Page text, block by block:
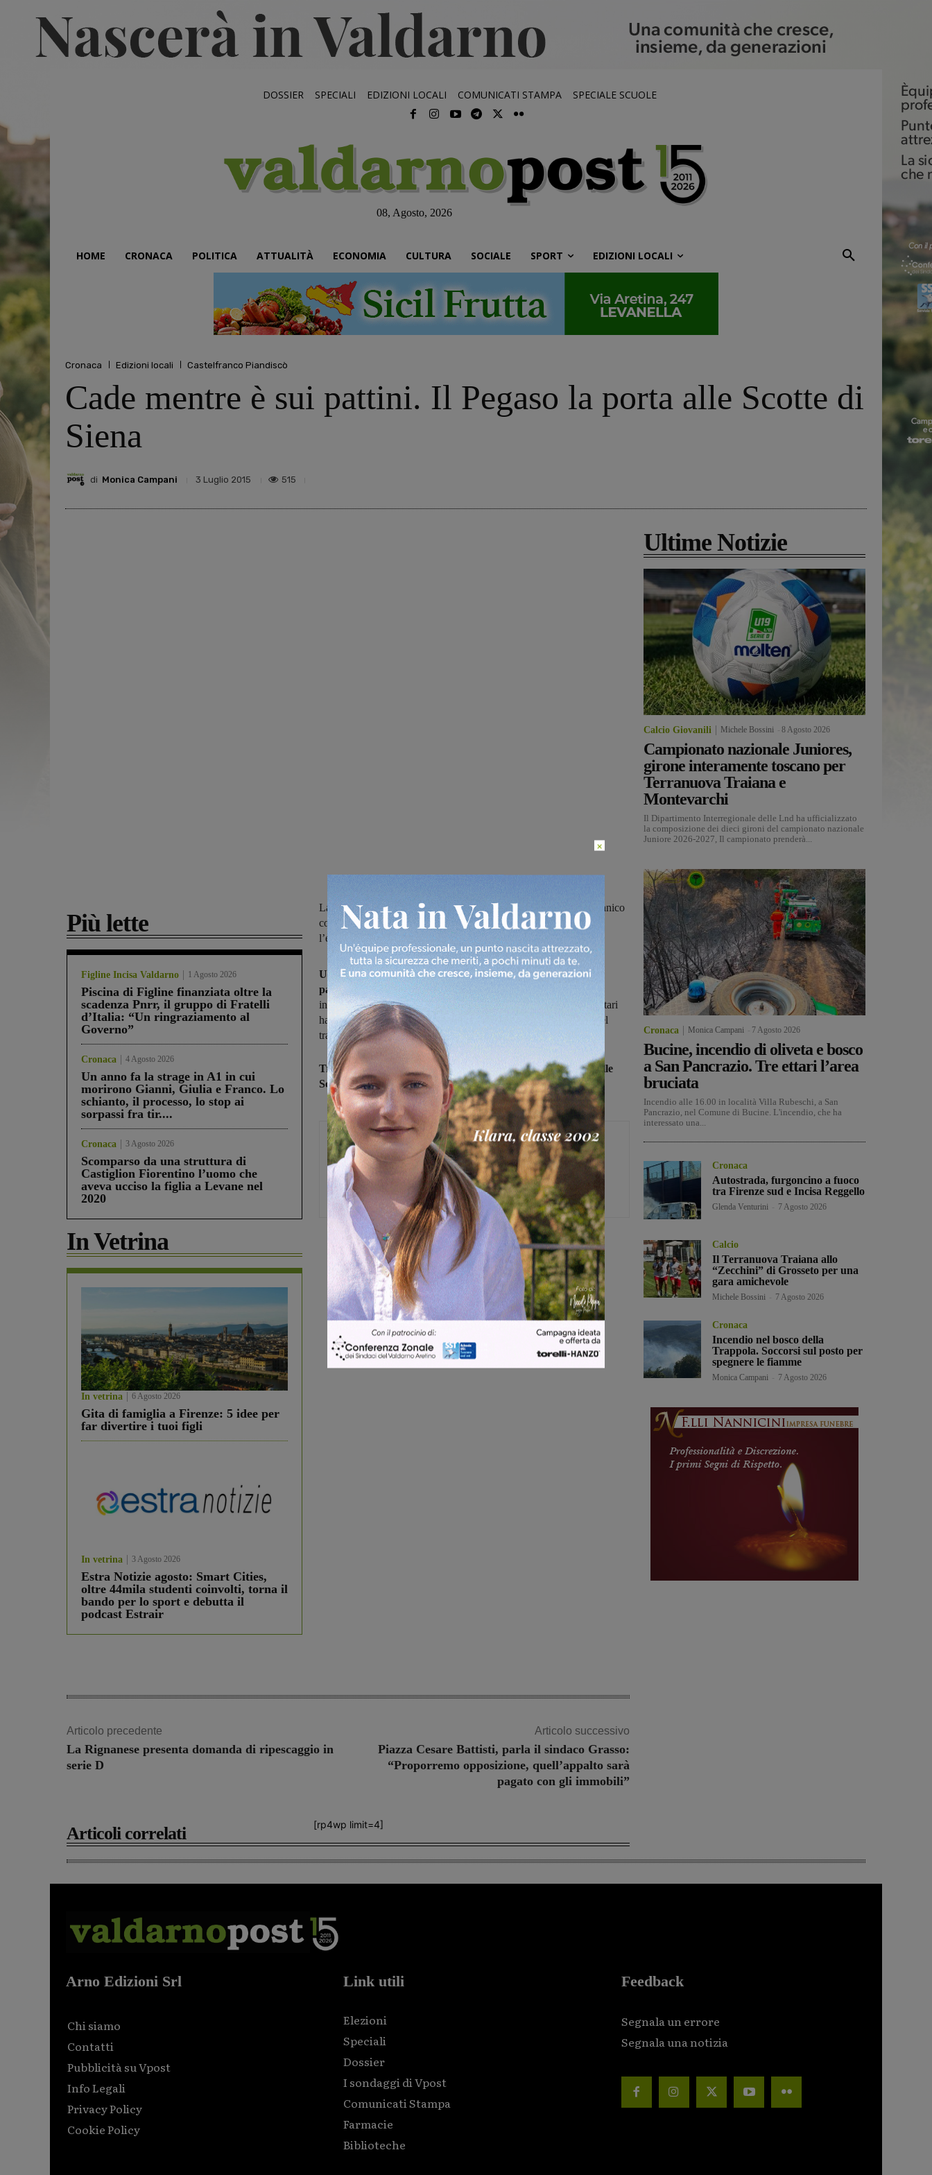
DOSSIER SPECIALI EDIZIONI LOCALI COMUNICATI STAMPA SPECIALE SCUOLE
08, Agosto, 2026
HOME CRONACA POLITICA ATTUALITÀ ECONOMIA CULTURA SOCIALE SPORT EDIZIONI LOCALI
Cronaca Edizioni locali Castelfranco Piandiscò
Cade mentre è sui pattini. Il Pegaso la porta alle Scotte di
Siena
di Monica Campani 3 Luglio 2015 515
Più lette
Figline Incisa Valdarno 1 Agosto 2026
Piscina di Figline finanziata oltre la
scadenza Pnrr, il gruppo di Fratelli
d’Italia: “Un ringraziamento al
Governo”
Cronaca 4 Agosto 2026
Un anno fa la strage in A1 in cui
morirono Gianni, Giulia e Franco. Lo
schianto, il processo, lo stop ai
sorpassi fra tir....
Cronaca 3 Agosto 2026
Scomparso da una struttura di
Castiglion Fiorentino l’uomo che
aveva ucciso la figlia a Levane nel
2020
In Vetrina
In vetrina 6 Agosto 2026
Gita di famiglia a Firenze: 5 idee per
far divertire i tuoi figli
In vetrina 3 Agosto 2026
Estra Notizie agosto: Smart Cities,
oltre 44mila studenti coinvolti, torna il
bando per lo sport e debutta il
podcast Estrair
La ragazza 24 anni non aveva il casco. Ha riportato un trauma cranico
commotivo. Sul posto è intervenuto il 118 con un’ambulanza e
l’elisoccorso Pegaso
Una giovane 24enne di Castelfranco è caduta mentre stava
pattinando.Non aveva il casco e ha battuto la testa. Sul posto è
intervenuto il 118 con un'ambulanza e l'elisoccorso Pegaso. I sanitari
hanno deciso il trasferimento in un centro specializzato a causa del
trauma cranico commotivo riportato.
Trasportata alla pista della Gruccia il Pegaso l'ha trasferita alle
Scotte di Siena con codice rosso.
Monica Campani
Direttore
Share
Articolo precedente
La Rignanese presenta domanda di ripescaggio in
serie D
Articolo successivo
Piazza Cesare Battisti, parla il sindaco Grasso:
“Proporremo opposizione, quell’appalto sarà
pagato con gli immobili”
[rp4wp limit=4]
Articoli correlati
Ultime Notizie
Calcio Giovanili Michele Bossini 8 Agosto 2026
Campionato nazionale Juniores,
girone interamente toscano per
Terranuova Traiana e
Montevarchi
Il Dipartimento Interregionale delle Lnd ha ufficializzato
la composizione dei dieci gironi del campionato nazionale
Juniore 2026-2027, Il campionato prenderà...
Cronaca Monica Campani 7 Agosto 2026
Bucine, incendio di oliveta e bosco
a San Pancrazio. Tre ettari l’area
bruciata
Incendio alle 16.00 in località Villa Rubeschi, a San
Pancrazio, nel Comune di Bucine. L'incendio, che ha
interessato una...
Cronaca
Autostrada, furgoncino a fuoco
tra Firenze sud e Incisa Reggello
Glenda Venturini 7 Agosto 2026
Calcio
Il Terranuova Traiana allo
“Zecchini” di Grosseto per una
gara amichevole
Michele Bossini 7 Agosto 2026
Cronaca
Incendio nel bosco della
Trappola. Soccorsi sul posto per
spegnere le fiamme
Monica Campani 7 Agosto 2026
Arno Edizioni Srl
Chi siamo
Contatti
Pubblicità su Vpost
Info Legali
Privacy Policy
Cookie Policy
Link utili
Elezioni
Speciali
Dossier
I sondaggi di Vpost
Comunicati Stampa
Farmacie
Biblioteche
Feedback
Segnala un errore
Segnala una notizia
×